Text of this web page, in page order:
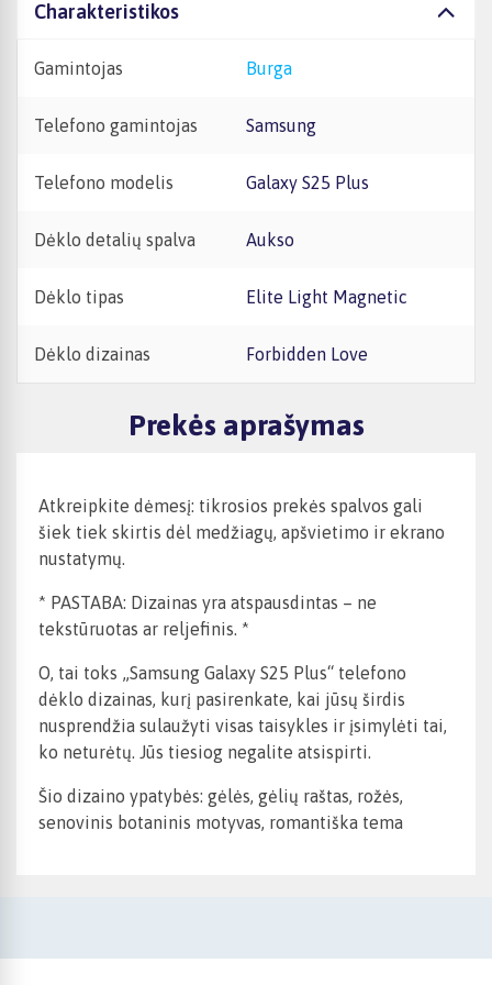
Charakteristikos
Gamintojas Burga
Telefono gamintojas Samsung
Telefono modelis Galaxy S25 Plus
Dėklo detalių spalva Aukso
Dėklo tipas Elite Light Magnetic
Dėklo dizainas Forbidden Love
Prekės aprašymas
Atkreipkite dėmesį: tikrosios prekės spalvos gali
šiek tiek skirtis dėl medžiagų, apšvietimo ir ekrano
nustatymų.
* PASTABA: Dizainas yra atspausdintas – ne
tekstūruotas ar reljefinis. *
O, tai toks „Samsung Galaxy S25 Plus“ telefono
dėklo dizainas, kurį pasirenkate, kai jūsų širdis
nusprendžia sulaužyti visas taisykles ir įsimylėti tai,
ko neturėtų. Jūs tiesiog negalite atsispirti.
Šio dizaino ypatybės: gėlės, gėlių raštas, rožės,
senovinis botaninis motyvas, romantiška tema